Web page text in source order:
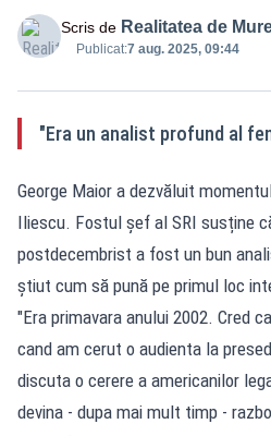
Scris de Realitatea de
Publicat:7 aug. 2025, 09:44
"Era un analist profund al
George Maior a dezvăluit
Iliescu. Fostul șef al SRI susține
postdecembrist a fost un bun
știut cum să pună pe primul loc
"Era primavara anului 2002. Cred
cand am cerut o audienta la
discuta o cerere a americanilor
devina - dupa mai mult timp -